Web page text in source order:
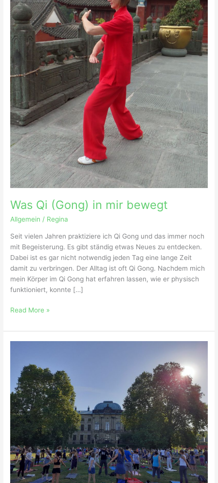
Was Qi (Gong) in mir bewegt
Allgemein / Regina
Seit vielen Jahren praktiziere ich Qi Gong und das immer noch
mit Begeisterung. Es gibt ständig etwas Neues zu entdecken.
Dabei ist es gar nicht notwendig jeden Tag eine lange Zeit
damit zu verbringen. Der Alltag ist oft Qi Gong. Nachdem mich
mein Körper im Qi Gong hat erfahren lassen, wie er physisch
funktioniert, konnte […]
Read More »
Sonne